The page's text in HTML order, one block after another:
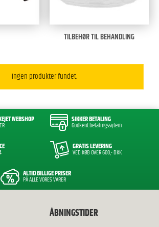
TILBEHØR TIL BEHANDLING
Ingen produkter fundet.
WEBSHOP SIKKER BETALING
Godkent betalingssytem
GRATIS LEVERING
VED KØB OVER 600,- DKK
ALTID BILLIGE PRISER
PÅ ALLE VORES VARER
ÅBNINGSTIDER